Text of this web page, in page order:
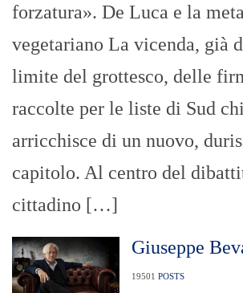
forzatura». De Luca e la
vegetariano La vicenda, già
limite del grottesco, delle
raccolte per le liste di Sud
arricchisce di un nuovo,
capitolo. Al centro del
cittadino […]
Giuseppe
19501 POSTS